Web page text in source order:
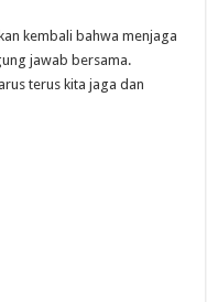
kembali bahwa menjaga
jawab bersama.
terus kita jaga dan